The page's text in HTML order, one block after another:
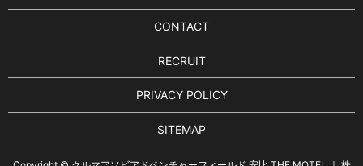
CONTACT
RECRUIT
PRIVACY POLICY
SITEMAP